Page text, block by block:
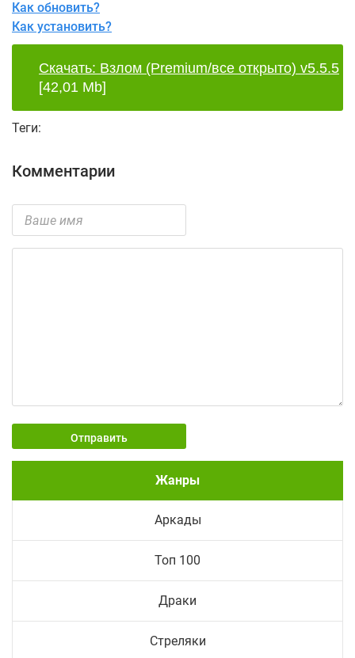
Как обновить?
Как установить?
Скачать: Взлом (Premium/все открыто) v5.5.5
[42,01 Mb]
Теги:
Комментарии
Отправить
Жанры
Аркады
Топ 100
Драки
Стреляки